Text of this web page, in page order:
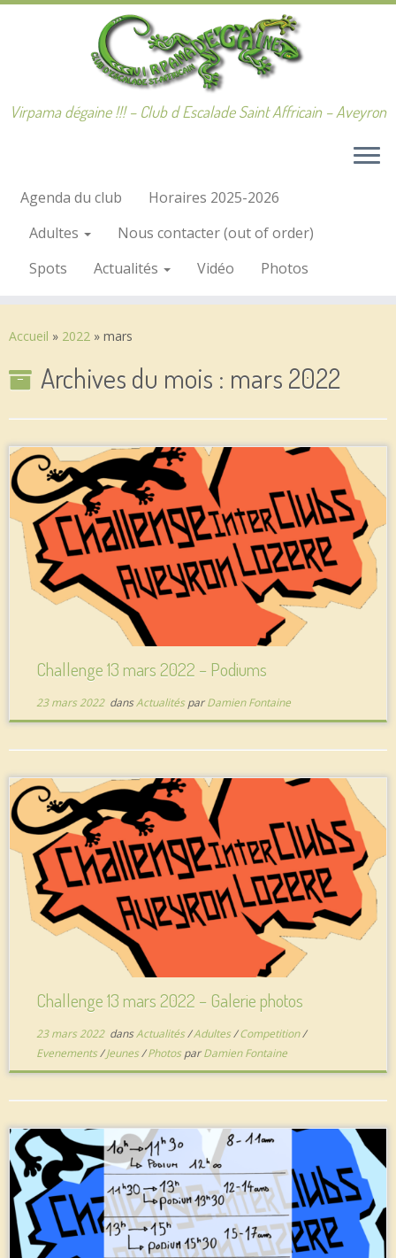
Passer
Virpama dégaine !!! – Club d Escalade Saint Affricain – Aveyron
Agenda du club
Horaires 2025-2026
Adultes
Nous contacter (out of order)
Spots
Actualités Vidéo Photos
Accueil » 2022 » mars
Archives du mois : mars 2022
Challenge 13 mars 2022 – Podiums
23 mars 2022dansActualités parDamien Fontaine
Challenge 13 mars 2022 – Galerie photos
23 mars 2022dansActualités/Adultes/Competition/
Evenements/Jeunes/Photos parDamien Fontaine